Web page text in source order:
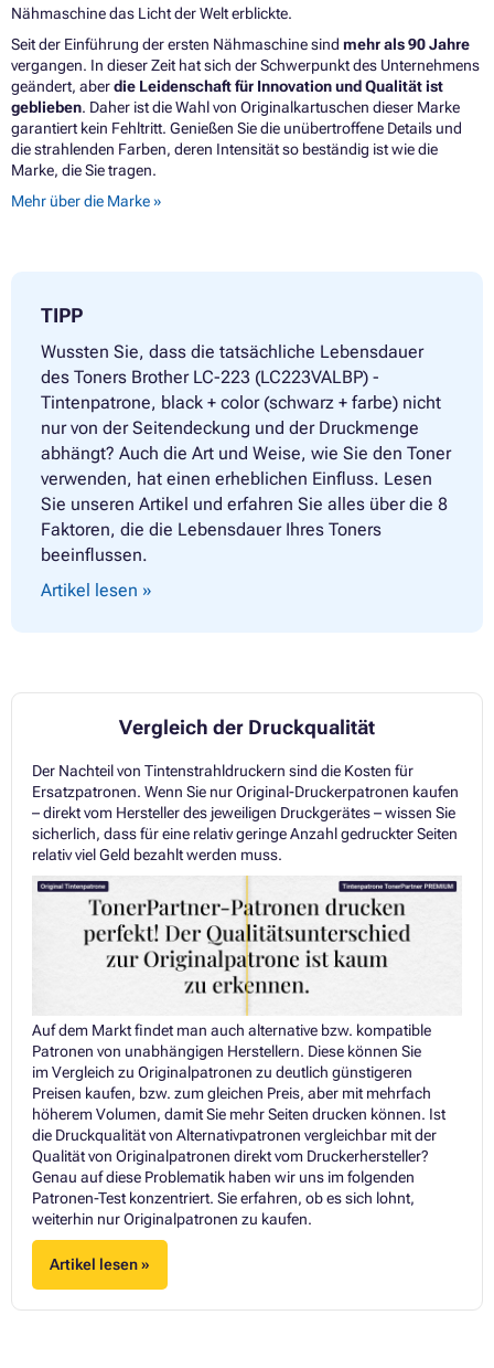
Nähmaschine das Licht der Welt erblickte.
Seit der Einführung der ersten Nähmaschine sind mehr als 90 Jahre
vergangen. In dieser Zeit hat sich der Schwerpunkt des Unternehmens
geändert, aberdie Leidenschaft für Innovation und Qualität ist
geblieben. Daher ist die Wahl von Originalkartuschen dieser Marke
garantiert kein Fehltritt. Genießen Sie die unübertroffene Details und
die strahlenden Farben, deren Intensität so beständig ist wie die
Marke, die Sie tragen.
Mehr über die Marke »
TIPP
Wussten Sie, dass die tatsächliche Lebensdauer
des Toners Brother LC-223 (LC223VALBP) -
Tintenpatrone, black + color (schwarz + farbe) nicht
nur von der Seitendeckung und der Druckmenge
abhängt? Auch die Art und Weise, wie Sie den Toner
verwenden, hat einen erheblichen Einfluss. Lesen
Sie unseren Artikel und erfahren Sie alles über die 8
Faktoren, die die Lebensdauer Ihres Toners
beeinflussen.
Artikel lesen »
Vergleich der Druckqualität
Der Nachteil von Tintenstrahldruckern sind die Kosten für
Ersatzpatronen. Wenn Sie nur Original-Druckerpatronen kaufen
– direkt vom Hersteller des jeweiligen Druckgerätes – wissen Sie
sicherlich, dass für eine relativ geringe Anzahl gedruckter Seiten
relativ viel Geld bezahlt werden muss.
Auf dem Markt findet man auch alternative bzw. kompatible
Patronen von unabhängigen Herstellern. Diese können Sie
im Vergleich zu Originalpatronen zu deutlich günstigeren
Preisen kaufen, bzw. zum gleichen Preis, aber mit mehrfach
höherem Volumen, damit Sie mehr Seiten drucken können. Ist
die Druckqualität von Alternativpatronen vergleichbar mit der
Qualität von Originalpatronen direkt vom Druckerhersteller?
Genau auf diese Problematik haben wir uns im folgenden
Patronen-Test konzentriert. Sie erfahren, ob es sich lohnt,
weiterhin nur Originalpatronen zu kaufen.
Artikel lesen »